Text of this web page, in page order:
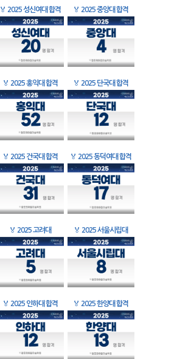
🏅 2025 성신여대 합격 🏅 2025 중앙대 합격
🏅 2025 홍익대 합격 🏅 2025 단국대 합격
🏅 2025 건국대 합격 🏅 2025 동덕여대 합격
🏅 2025 고려대 🏅 2025 서울시립대
🏅 2025 인하대 합격 🏅 2025 한양대 합격